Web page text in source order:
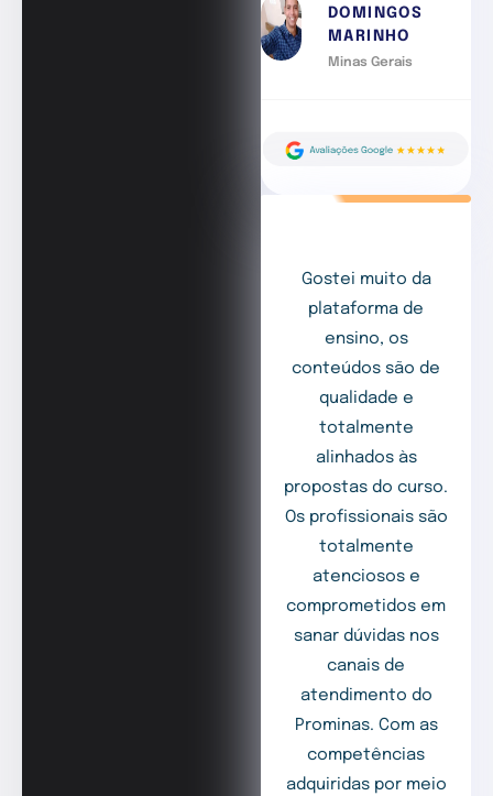
DOMINGOS
MARINHO
Minas Gerais
Gostei muito da
plataforma de
ensino, os
conteúdos são de
qualidade e
totalmente
alinhados às
propostas do curso.
Os profissionais são
totalmente
atenciosos e
comprometidos em
sanar dúvidas nos
canais de
atendimento do
Prominas. Com as
competências
adquiridas por meio